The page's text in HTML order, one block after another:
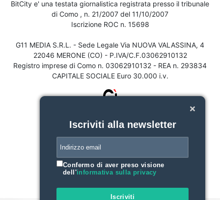
BitCity e' una testata giornalistica registrata presso il tribunale
di Como , n. 21/2007 del 11/10/2007
Iscrizione ROC n. 15698
G11 MEDIA S.R.L. - Sede Legale Via NUOVA VALASSINA, 4
22046 MERONE (CO) - P.IVA/C.F.03062910132
Registro imprese di Como n. 03062910132 - REA n. 293834
CAPITALE SOCIALE Euro 30.000 i.v.
Iscriviti alla newsletter
Confermo di aver preso visione
dell'informativa sulla privacy
Iscriviti